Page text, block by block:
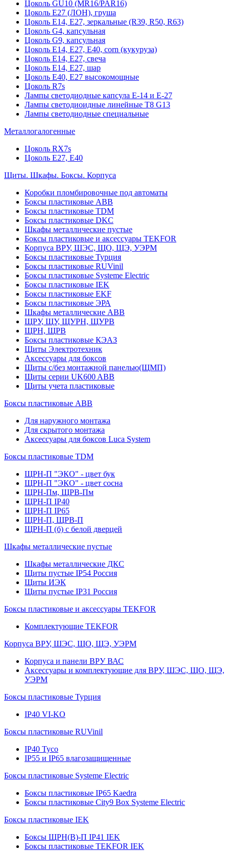
Цоколь GU10 (MR16/PAR16)
Цоколь Е27 (ЛОН), груша
Цоколь Е14, Е27, зеркальные (R39, R50, R63)
Цоколь G4, капсульная
Цоколь G9, капсульная
Цоколь Е14, Е27, Е40, corn (кукуруза)
Цоколь Е14, Е27, свеча
Цоколь Е14, Е27, шар
Цоколь Е40, Е27 высокомощные
Цоколь R7s
Лампы светодиодные капсула Е-14 и Е-27
Лампы светодиоидные линейные T8 G13
Лампы светодиодные специальные
Металлогалогенные
Цоколь RX7s
Цоколь Е27, E40
Щиты. Шкафы. Боксы. Корпуса
Коробки пломбировочные под автоматы
Боксы пластиковые ABB
Боксы пластиковые TDM
Боксы пластиковые DKC
Шкафы металлические пустые
Боксы пластиковые и аксессуары TEKFOR
Корпуса ВРУ, ШЭС, ЩО, ЩЭ, УЭРМ
Боксы пластиковые Турция
Боксы пластиковые RUVinil
Боксы пластиковые Systeme Electric
Боксы пластиковые IEK
Боксы пластиковые EKF
Боксы пластиковые ЭРА
Шкафы металлические ABB
ЩРУ, ЩУ, ЩУРН, ЩУРВ
ЩРН, ЩРВ
Боксы пластиковые КЭАЗ
Щиты Электротехник
Аксессуары для боксов
Щиты с/без монтажной панелью(ЩМП)
Щиты серии UK600 ABB
Щиты учета пластиковые
Боксы пластиковые ABB
Для наружного монтажа
Для скрытого монтажа
Аксессуары для боксов Luca System
Боксы пластиковые TDM
ЩРН-П "ЭКО" - цвет бук
ЩРН-П "ЭКО" - цвет сосна
ЩРН-Пм, ЩРВ-Пм
ЩРН-П IP40
ЩРН-П IP65
ЩРН-П, ЩРВ-П
ЩРН-П (б) с белой дверцей
Шкафы металлические пустые
Шкафы металлические ДКС
Щиты пустые IP54 Россия
Щиты ИЭК
Щиты пустые IP31 Россия
Боксы пластиковые и аксессуары TEKFOR
Комплектующие TEKFOR
Корпуса ВРУ, ШЭС, ЩО, ЩЭ, УЭРМ
Корпуса и панели ВРУ ВАС
Аксессуары и комплектующие для ВРУ, ШЭС, ЩО, ЩЭ,
УЭРМ
Боксы пластиковые Турция
IP40 VI-KO
Боксы пластиковые RUVinil
IP40 Тусо
IP55 и IP65 влагозащищенные
Боксы пластиковые Systeme Electric
Боксы пластиковые IP65 Kaedra
Боксы пластиковые City9 Box Systeme Electric
Боксы пластиковые IEK
Боксы ЩРН(В)-П IP41 IEK
Боксы пластиковые TEKFOR IEK